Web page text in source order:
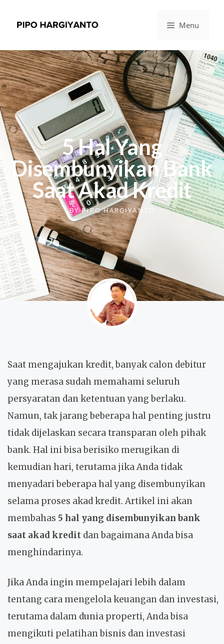
Menu
5 Hal Yang
Disembunyikan Bank
Saat Akad Kredit
BYPIPO HARGIYANTO
Saat mengajukan kredit, banyak calon debitur
yang merasa sudah memahami seluruh
persyaratan dan ketentuan yang berlaku.
Namun, tak jarang beberapa hal penting justru
tidak dijelaskan secara transparan oleh pihak
bank. Hal ini bisa berisiko merugikan di
kemudian hari, terutama jika Anda tidak
menyadari beberapa hal yang disembunyikan
selama proses akad kredit. Artikel ini akan
membahas 5 hal yang disembunyikan bank
saat akad kredit dan bagaimana Anda bisa
menghindarinya.
Jika Anda ingin mempelajari lebih dalam
tentang cara mengelola keuangan dan investasi,
terutama dalam dunia properti, Anda bisa
mengikuti pelatihan bisnis dan investasi